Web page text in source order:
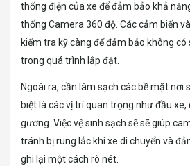
thống điện của xe để đảm bảo khả
thống Camera 360 độ. Các cảm biến
kiểm tra kỹ càng để đảm bảo không
trong quá trình lắp đặt.
Ngoài ra, cần làm sạch các bề mặt nơi
biệt là các vị trí quan trọng như đầu xe,
gương. Việc vệ sinh sạch sẽ sẽ giúp
tránh bị rung lắc khi xe di chuyển và
ghi lại một cách rõ nét.